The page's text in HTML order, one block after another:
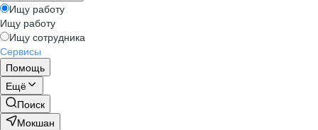
Ищу работу
Ищу работу
Ищу сотрудника
Сервисы
Помощь
Ещё
Поиск
Мокшан